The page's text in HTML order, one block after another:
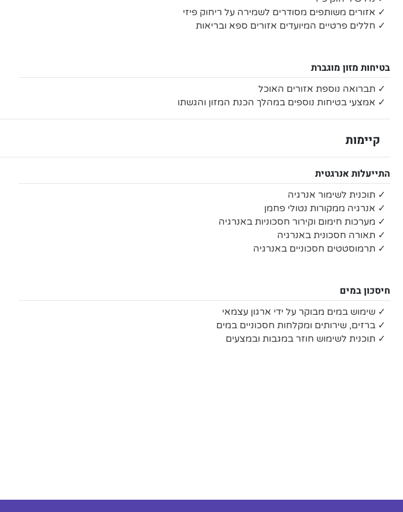
✓ אזורים משותפים מסודרים לשמירה על ריחוק פיזי
✓ חללים פרטיים המיועדים אזורים ספא ובריאות
בטיחות מזון מוגברת
✓ תברואה נוספת אזורים האוכל
✓ אמצעי בטיחות נוספים במהלך הכנת המזון והגשתו
קיימות
התייעלות אנרגטית
✓ תוכנית לשימור אנרגיה
✓ אנרגיה ממקורות נטולי פחמן
✓ מערכות חימום וקירור חסכוניות באנרגיה
✓ תאורה חסכונית באנרגיה
✓ תרמוסטטים חסכוניים באנרגיה
חיסכון במים
✓ שימוש במים מבוקר על ידי ארגון עצמאי
✓ ברזים, שירותים ומקלחות חסכוניים במים
✓ תוכנית לשימוש חוזר במגבות ובמצעים